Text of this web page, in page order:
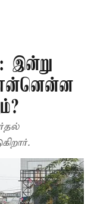
இன்று
என்னென்ன